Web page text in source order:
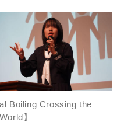
Boiling Crossing the
】